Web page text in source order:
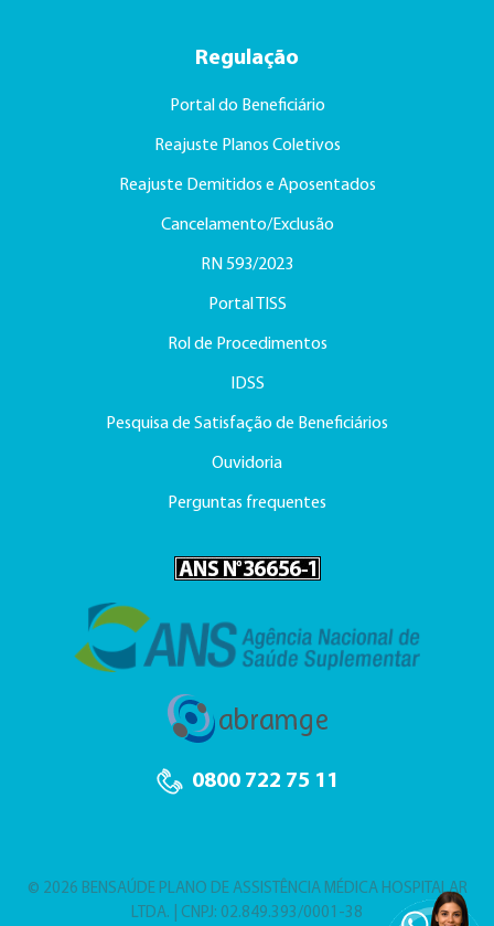
Regulação
Portal do Beneficiário
Reajuste Planos Coletivos
Reajuste Demitidos e Aposentados
Cancelamento/Exclusão
RN 593/2023
Portal TISS
Rol de Procedimentos
IDSS
Pesquisa de Satisfação de Beneficiários
Ouvidoria
Perguntas frequentes
0800 722 75 11
© 2026 BENSAÚDE PLANO DE ASSISTÊNCIA MÉDICA HOSPITALAR
LTDA. | CNPJ: 02.849.393/0001-38